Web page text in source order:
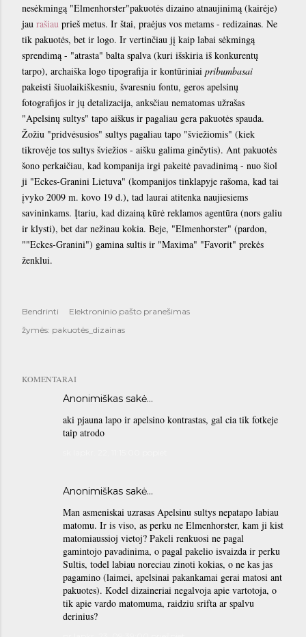
nesėkmingą "Elmenhorster"pakuotės dizaino atnaujinimą (kairėje)
jau rašiau prieš metus. Ir štai, praėjus vos metams - redizainas. Ne
tik pakuotės, bet ir logo. Ir vertinčiau jį kaip labai sėkmingą
sprendimą - "atrasta" balta spalva (kuri išskiria iš konkurentų
tarpo), archaiška logo tipografija ir kontūriniai pribumbasai
pakeisti šiuolaikiškesniu, švaresniu fontu, geros apelsinų
fotografijos ir jų detalizacija, anksčiau nematomas užrašas
"Apelsinų sultys" tapo aiškus ir pagaliau gera pakuotės spauda.
Žožiu "pridvėsusios" sultys pagaliau tapo "šviežiomis" (kiek
tikrovėje tos sultys šviežios - aišku galima ginčytis). Ant pakuotės
šono perkaičiau, kad kompanija irgi pakeitė pavadinimą - nuo šiol
ji "Eckes-Granini Lietuva" (kompanijos tinklapyje rašoma, kad tai
įvyko 2009 m. kovo 19 d.), tad laurai atitenka naujiesiems
savininkams. Įtariu, kad dizainą kūrė reklamos agentūra (nors galiu
ir klysti), bet dar nežinau kokia. Beje, "Elmenhorster" (pardon,
""Eckes-Granini") gamina sultis ir "Maxima" "Favorit" prekės
ženklui.
Bendrinti
Elektroninio pašto pranešimas
žymės: pakuotės_dizainas
KOMENTARAI
Anonimiškas sakė…
aki pjauna lapo ir apelsino kontrastas, gal cia tik fotkeje
taip atrodo
Anonimiškas sakė…
Man asmeniskai uzrasas Apelsinu sultys nepatapo labiau
matomu. Ir is viso, as perku ne Elmenhorster, kam ji kist
matomiaussioj vietoj? Pakeli renkuosi ne pagal
gamintojo pavadinima, o pagal pakelio isvaizda ir perku
Sultis, todel labiau noreciau zinoti kokias, o ne kas jas
pagamino (laimei, apelsinai pakankamai gerai matosi ant
pakuotes). Kodel dizaineriai negalvoja apie vartotoja, o
tik apie vardo matomuma, raidziu srifta ar spalvu
derinius?